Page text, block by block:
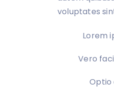
voluptates
Lorem
Vero
Optio